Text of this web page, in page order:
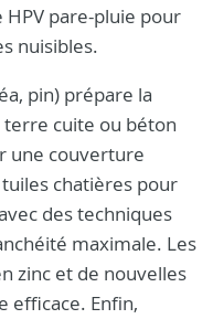
pare-pluie pour
nuisibles.
pin) prépare la
cuite ou béton
une couverture
chatières pour
des techniques
maximale. Les
zinc et de nouvelles
efficace. Enfin,